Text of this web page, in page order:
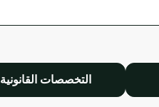
التخصصات القانونية